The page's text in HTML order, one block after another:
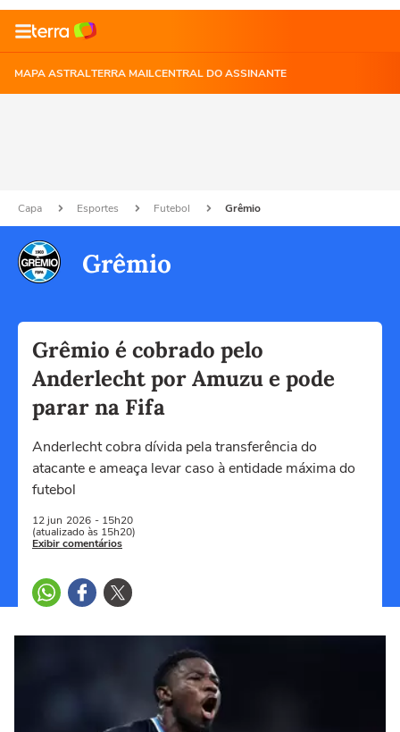
MAPA ASTRALTERRA MAILCENTRAL DO ASSINANTE
Capa Esportes Futebol Grêmio
Grêmio
Grêmio é cobrado pelo
Anderlecht por Amuzu e pode
parar na Fifa
Anderlecht cobra dívida pela transferência do
atacante e ameaça levar caso à entidade máxima do
futebol
12 jun 2026 - 15h20
(atualizado às 15h20)
Exibir comentários